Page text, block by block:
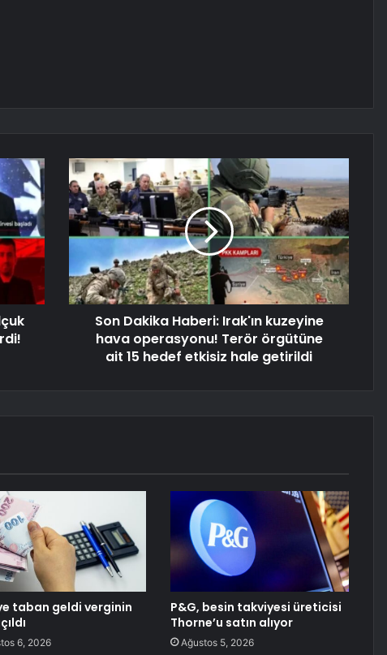
Son Dakika Haberi: Irak'ın kuzeyine
hava operasyonu! Terör örgütüne
ait 15 hedef etkisiz hale getirildi
taban geldi verginin
6, 2026
P&G, besin takviyesi üreticisi
Thorne’u satın alıyor
Ağustos 5, 2026